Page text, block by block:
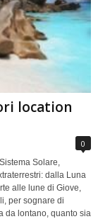
location
0
Solare,
dalla Luna
alle lune di Giove,
per sognare di
da lontano, quanto sia